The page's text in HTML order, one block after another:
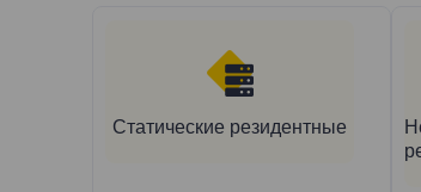
Статические резидентные